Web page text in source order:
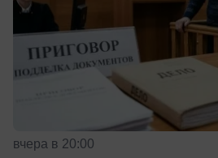
вчера в 20:00